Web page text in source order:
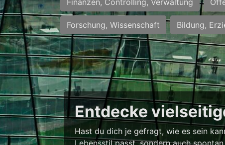
Finanzen, Controlling, Verwaltung
Forschung, Wissenschaft Bildung,
Entdecke
Hast du dich je gefragt, wie es sein